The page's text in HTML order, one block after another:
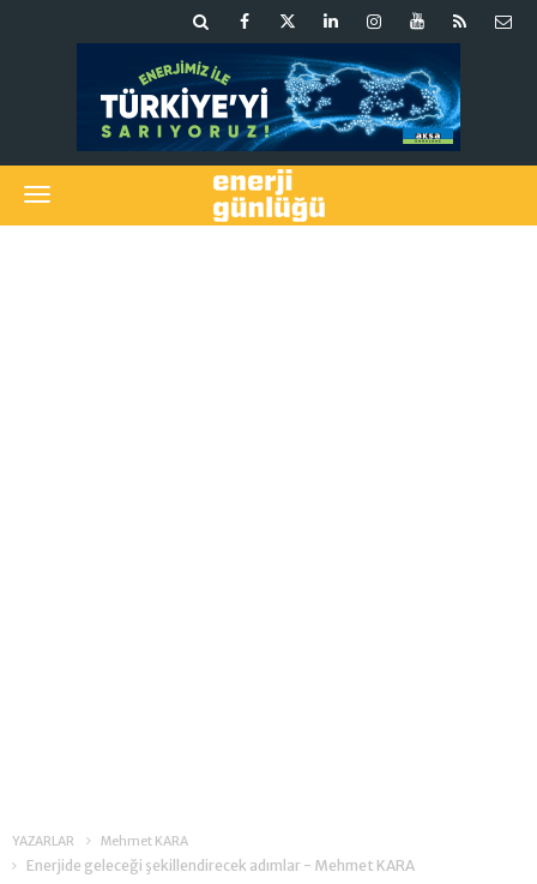
YAZARLAR Mehmet KARA
Enerjide geleceği şekillendirecek adımlar - Mehmet KARA